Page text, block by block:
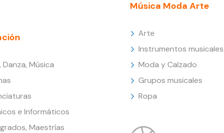
Música
e Informáticos
Maestrías
Música Moda Arte
Arte
Instrumentos musicales
Moda y Calzado
Grupos musicales
Ropa